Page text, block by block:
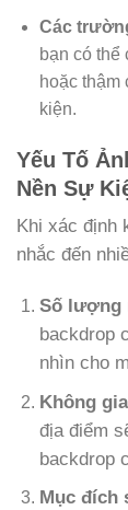
Các
bạn có
hoặc thậm
kiện.
Yếu Tố
Nền Sự
Khi xác định
nhắc đến
Số lượng
backdrop
nhìn cho
Không
địa điểm
backdrop
Mục đích